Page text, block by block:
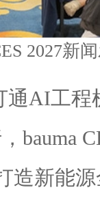
通AI工
bauma
造新能